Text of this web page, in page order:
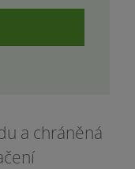
a chráněná